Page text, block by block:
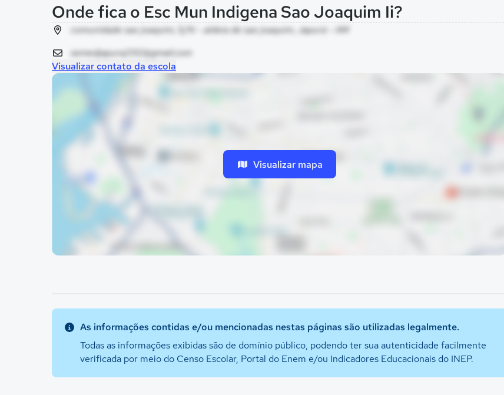
Onde fica o Esc Mun Indigena Sao Joaquim Ii?
comunidade sao joaquim, S/N - aldeia de sao joaquim, Japurá - AM
semedjapura2012@gmail.com
Visualizar contato da escola
Visualizar mapa
As informações contidas e/ou mencionadas nestas páginas são utilizadas legalmente.
Todas as informações exibidas são de domínio público, podendo ter sua autenticidade facilmente
verificada por meio do Censo Escolar, Portal do Enem e/ou Indicadores Educacionais do INEP.